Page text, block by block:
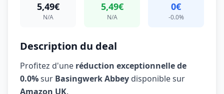
5,49€
N/A
5,49€
N/A
0€
-0.0%
Description du deal
Profitez d'une réduction exceptionnelle de
0.0%sur Basingwerk Abbey disponible sur
Amazon UK.